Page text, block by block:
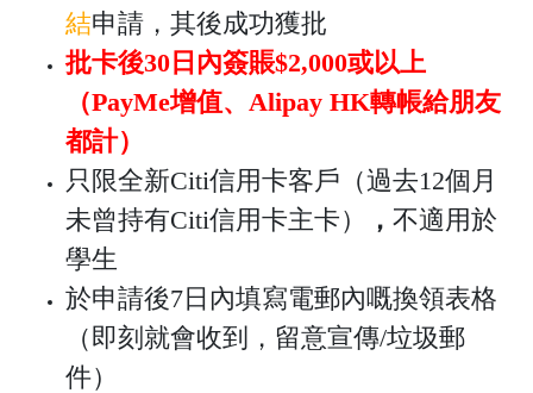
結申請，其後成功獲批
批卡後30日內簽賬$2,000或以上
（PayMe增值、Alipay HK轉帳給朋友
都計）
只限全新Citi信用卡客戶（過去12個月
未曾持有Citi信用卡主卡）
， 不適用於
學生
於申請後7日內填寫電郵內嘅換領表格
（即刻就會收到，留意宣傳/垃圾郵
件）